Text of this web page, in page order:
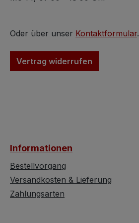
Sekt, Liqueure oder
vitrinengepflegtem also
wirken bei genauerer
Betrachtung silbern-
metallisch mit
wandernden Farben des
Regenbogens. Je
Oder über unser Kontaktformular.
Vertrag widerrufen
Informationen
Bestellvorgang
Versandkosten & Lieferung
Zahlungsarten